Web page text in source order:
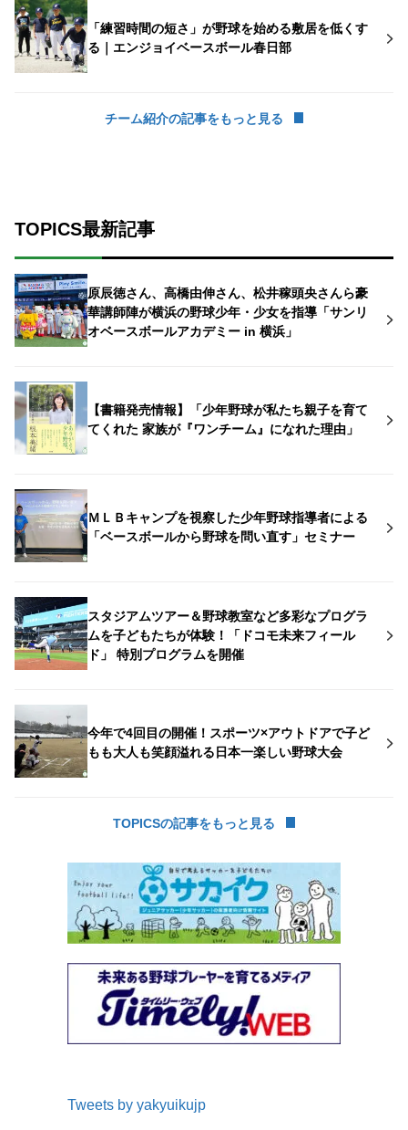
「練習時間の短さ」が野球を始める敷居を低くす
る｜エンジョイベースボール春日部
チーム紹介の記事をもっと見る
TOPICS最新記事
原辰徳さん、高橋由伸さん、松井稼頭央さんら豪
華講師陣が横浜の野球少年・少女を指導「サンリ
オベースボールアカデミー in 横浜」
【書籍発売情報】「少年野球が私たち親子を育て
てくれた 家族が『ワンチーム』になれた理由」
ＭＬＢキャンプを視察した少年野球指導者による
「ベースボールから野球を問い直す」セミナー
スタジアムツアー＆野球教室など多彩なプログラ
ムを子どもたちが体験！「ドコモ未来フィール
ド」 特別プログラムを開催
今年で4回目の開催！スポーツ×アウトドアで子ど
もも大人も笑顔溢れる日本一楽しい野球大会
TOPICSの記事をもっと見る
Tweets by yakyuikujp